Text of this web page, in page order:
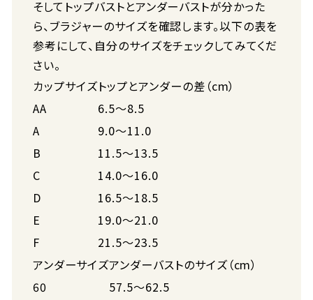
そしてトップバストとアンダーバストが分かった
ら、ブラジャーのサイズを確認します。以下の表を
参考にして、自分のサイズをチェックしてみてくだ
さい。
カップサイズトップとアンダーの差（cm）
AA
6.5～8.5
A
9.0～11.0
B
11.5～13.5
C
14.0～16.0
D
16.5～18.5
E
19.0～21.0
F
21.5～23.5
アンダーサイズアンダーバストのサイズ（cm）
60
57.5～62.5